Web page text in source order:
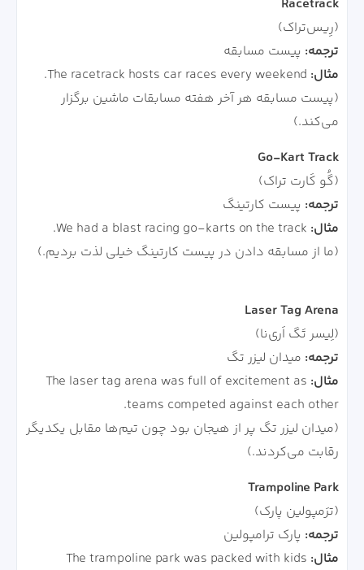
Racetrack
(رِیس‌تراک)
ترجمه: پیست مسابقه
مثال:
(پیست مسابقه هر آخر هفته مسابقات ماشین برگزار
می‌کند.)
Go-Kart Track
(گُو کَارت تراک)
ترجمه: پیست کارتینگ
مثال:
(ما از مسابقه دادن در پیست کارتینگ خیلی لذت بردیم.)
Laser Tag Arena
(لِیسر تَگ اَری‌نا)
ترجمه: میدان لیزر تگ
مثال: The laser tag arena was full of excitement as
teams competed against each other.
(میدان لیزر تگ پر از هیجان بود چون تیم‌ها مقابل یکدیگر
رقابت می‌کردند.)
Trampoline Park
(ترَمپولین پارک)
ترجمه: پارک ترامپولین
مثال: The trampoline park was packed with kids